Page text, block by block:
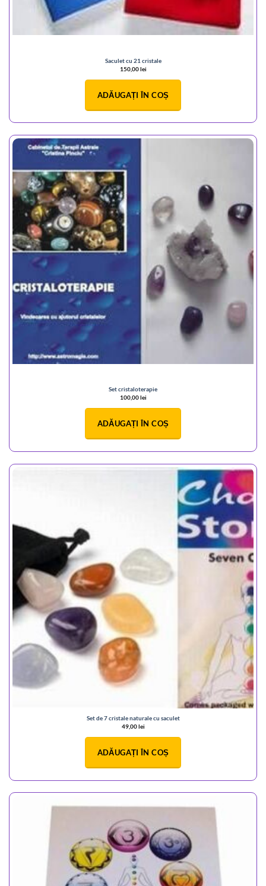
Saculet cu 21 cristale
150,00lei
ADĂUGAȚI ÎN COȘ
Set cristaloterapie
100,00lei
ADĂUGAȚI ÎN COȘ
Set de 7 cristale naturale cu saculet
49,00lei
ADĂUGAȚI ÎN COȘ